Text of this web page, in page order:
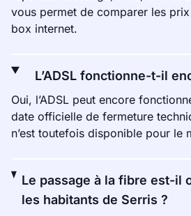
vous permet de comparer les
box internet.
L’ADSL fonctionne-t-il
Oui, l’ADSL peut encore
date officielle de fermeture
n’est toutefois disponible pour le
Le passage à la fibre est-il
les habitants de Serris ?